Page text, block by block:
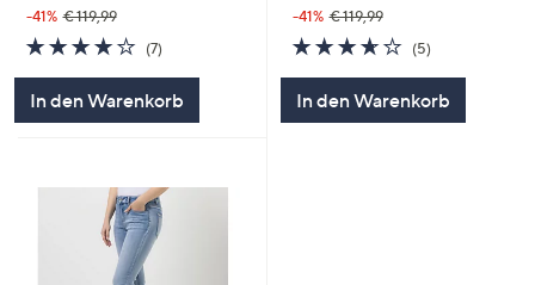
-41% € 119,99
4.1
von
(7)7
In den Warenkorb
-41% € 119,99
3.6
von
(5)5
In den Warenkorb